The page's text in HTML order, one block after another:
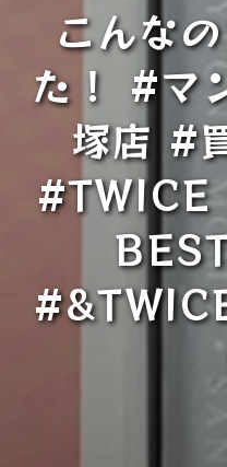
こんな
た！ #マ
塚店 #